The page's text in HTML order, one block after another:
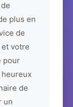
plus en
de
votre
pour
heureux
de
un